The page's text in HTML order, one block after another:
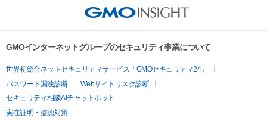
GMOインターネットグループのセキュリティ事業について
世界初総合ネットセキュリティサービス「GMOセキュリティ24」
パスワード漏洩診断
Webサイトリスク診断
セキュリティ相談AIチャットボット
実在証明・盗聴対策